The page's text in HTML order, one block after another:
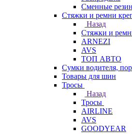
Сменные
Стяжки и ремни
Назад
Стяжки и
ARNEZI
AVS
ТОП АВТО
Сумки водителя,
Товары для шин
Тросы
Назад
Тросы
AIRLINE
AVS
GOODYEAR